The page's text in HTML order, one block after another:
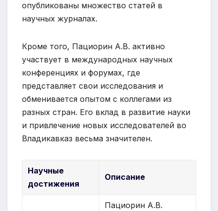
опубликованы множество статей в
научных журналах.
Кроме того, Пациорин А.В. активно
участвует в международных научных
конференциях и форумах, где
представляет свои исследования и
обменивается опытом с коллегами из
разных стран. Его вклад в развитие науки
и привлечение новых исследователей во
Владикавказ весьма значителен.
Научные
достижения
Описание
Пациорин А.В.